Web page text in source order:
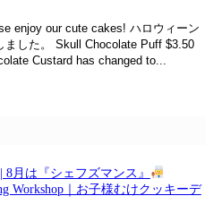
enjoy our cute cakes! ハロウィーン
ました。 Skull Chocolate Puff $3.50
Custard has changed to...
8月は『シェフズマンス』
Workshop｜お子様むけクッキーデ